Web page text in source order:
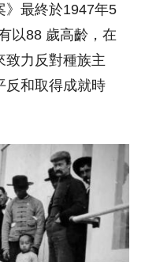
》最終於1947年5
以88 歲高齡，在
致力反對種族主
反和取得成就時